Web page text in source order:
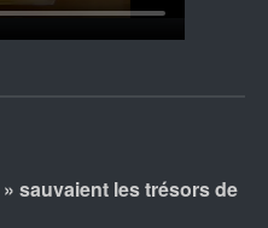
sauvaient les trésors de